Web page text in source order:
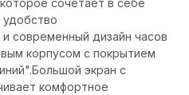
сочетает в себе
удобство
современный дизайн часов
корпусом с покрытием
экран с
комфортное